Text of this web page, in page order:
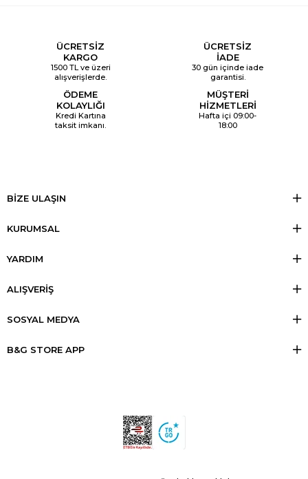
ÜCRETSİZ
KARGO
1500 TL ve üzeri
alışverişlerde.
ÜCRETSİZ
İADE
30 gün içinde iade
garantisi.
ÖDEME
KOLAYLIĞI
Kredi Kartına
taksit imkanı.
MÜŞTERİ
HİZMETLERİ
Hafta içi 09:00-
18:00
BİZE ULAŞIN
KURUMSAL
YARDIM
ALIŞVERİŞ
SOSYAL MEDYA
B&G STORE APP